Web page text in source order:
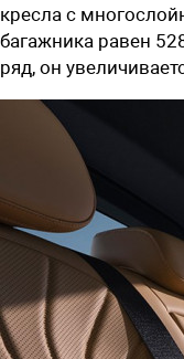
кресла с
багажника равен
ряд, он